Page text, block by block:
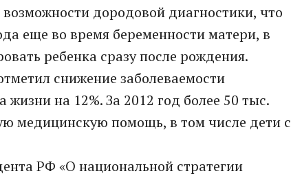
дородовой диагностики, что
еще во время беременности матери, в
ребенка сразу после рождения.
снижение заболеваемости
на 12%. За 2012 год более 50 тыс.
медицинскую помощь, в том числе дети с
РФ «О национальной стратегии